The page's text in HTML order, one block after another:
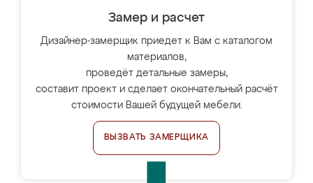
Замер и расчет
Дизайнер-замерщик приедет к Вам с каталогом
материалов,
проведёт детальные замеры,
составит проект и сделает окончательный расчёт
стоимости Вашей будущей мебели.
ВЫЗВАТЬ ЗАМЕРЩИКА